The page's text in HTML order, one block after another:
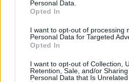
Personal Data.
Opted In
I want to opt-out of processing
Personal Data for Targeted
Opted In
I want to opt-out of Collection,
Retention, Sale, and/or
Personal Data that Is
tényezőre vezethető vissza: 1. A
MNB függetlensége. Az infláció
monetáris politika első számú,
KEDVES OLVASÓNK!